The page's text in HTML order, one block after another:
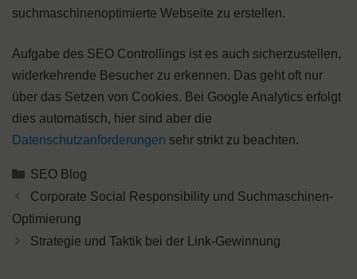
suchmaschinenoptimierte Webseite zu erstellen.
Aufgabe des SEO Controllings ist es auch sicherzustellen,
widerkehrende Besucher zu erkennen. Das geht oft nur
über das Setzen von Cookies. Bei Google Analytics erfolgt
dies automatisch, hier sind aber die
Datenschutzanforderungen sehr strikt zu beachten.
Kategorien
SEO Blog
Corporate Social Responsibility und Suchmaschinen-
Optimierung
Strategie und Taktik bei der Link-Gewinnung